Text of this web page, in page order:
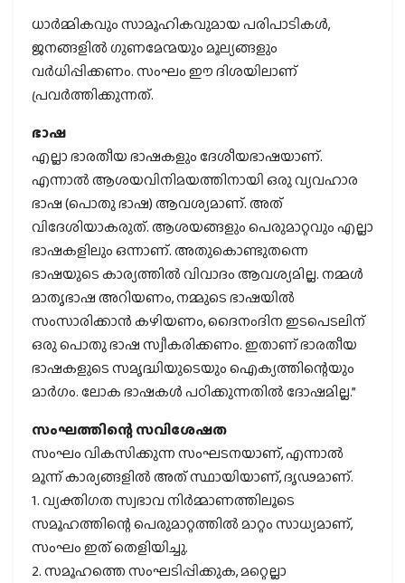
ധാര്‍മ്മികവും സാമൂഹികവുമായ പരിപാടികള്‍,
ജനങ്ങളില്‍ ഗുണമേന്മയും മൂല്യങ്ങളും
വര്‍ധിപ്പിക്കണം. സംഘം ഈ ദിശയിലാണ്
പ്രവര്‍ത്തിക്കുന്നത്.
ഭാഷ
എല്ലാ ഭാരതീയ ഭാഷകളും ദേശീയഭാഷയാണ്.
എന്നാല്‍ ആശയവിനിമയത്തിനായി ഒരു വ്യവഹാര
ഭാഷ (പൊതു ഭാഷ) ആവശ്യമാണ്. അത്
വിദേശിയാകരുത്. ആശയങ്ങളും പെരുമാറ്റവും എല്ലാ
ഭാഷകളിലും ഒന്നാണ്. അതുകൊണ്ടുതന്നെ
ഭാഷയുടെ കാര്യത്തില്‍ വിവാദം ആവശ്യമില്ല. നമ്മള്‍
മാതൃഭാഷ അറിയണം, നമ്മുടെ ഭാഷയില്‍
സംസാരിക്കാന്‍ കഴിയണം, ദൈനംദിന ഇടപെടലിന്
ഒരു പൊതു ഭാഷ സ്വീകരിക്കണം. ഇതാണ് ഭാരതീയ
ഭാഷകളുടെ സമൃദ്ധിയുടെയും ഐക്യത്തിന്റെയും
മാര്‍ഗം. ലോക ഭാഷകള്‍ പഠിക്കുന്നതില്‍ ദോഷമില്ല.”
സംഘത്തിന്റെ സവിശേഷത
സംഘം വികസിക്കുന്ന സംഘടനയാണ്, എന്നാല്‍
മൂന്ന് കാര്യങ്ങളില്‍ അത് സ്ഥായിയാണ്, ദൃഢമാണ്.
1. വ്യക്തിഗത സ്വഭാവ നിര്‍മ്മാണത്തിലൂടെ
സമൂഹത്തിന്റെ പെരുമാറ്റത്തില്‍ മാറ്റം സാധ്യമാണ്,
സംഘം ഇത് തെളിയിച്ചു.
2. സമൂഹത്തെ സംഘടിപ്പിക്കുക, മറ്റെല്ലാ